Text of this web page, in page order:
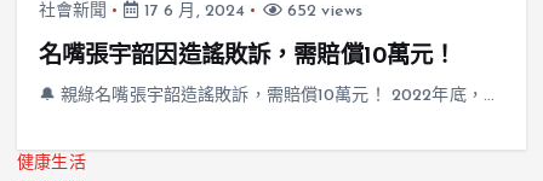
社會新聞 17 6 月, 2024 652 views
名嘴張宇韶因造謠敗訴，需賠償10萬元！
🔔 親綠名嘴張宇韶造謠敗訴，需賠償10萬元！ 2022年底，…
健康生活